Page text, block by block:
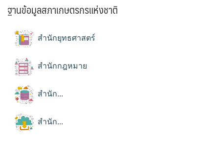
ฐานข้อมูลสภาเกษตรกรแห่งชาติ
สำนักยุทธศาสตร์
สำนักกฎหมาย
สำนัก...
สำนัก...